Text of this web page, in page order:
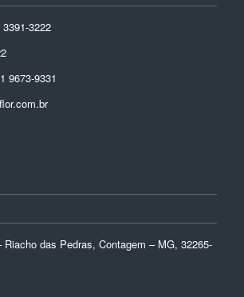
3222
9673-9331
Riacho das Pedras, Contagem – MG, 32265-